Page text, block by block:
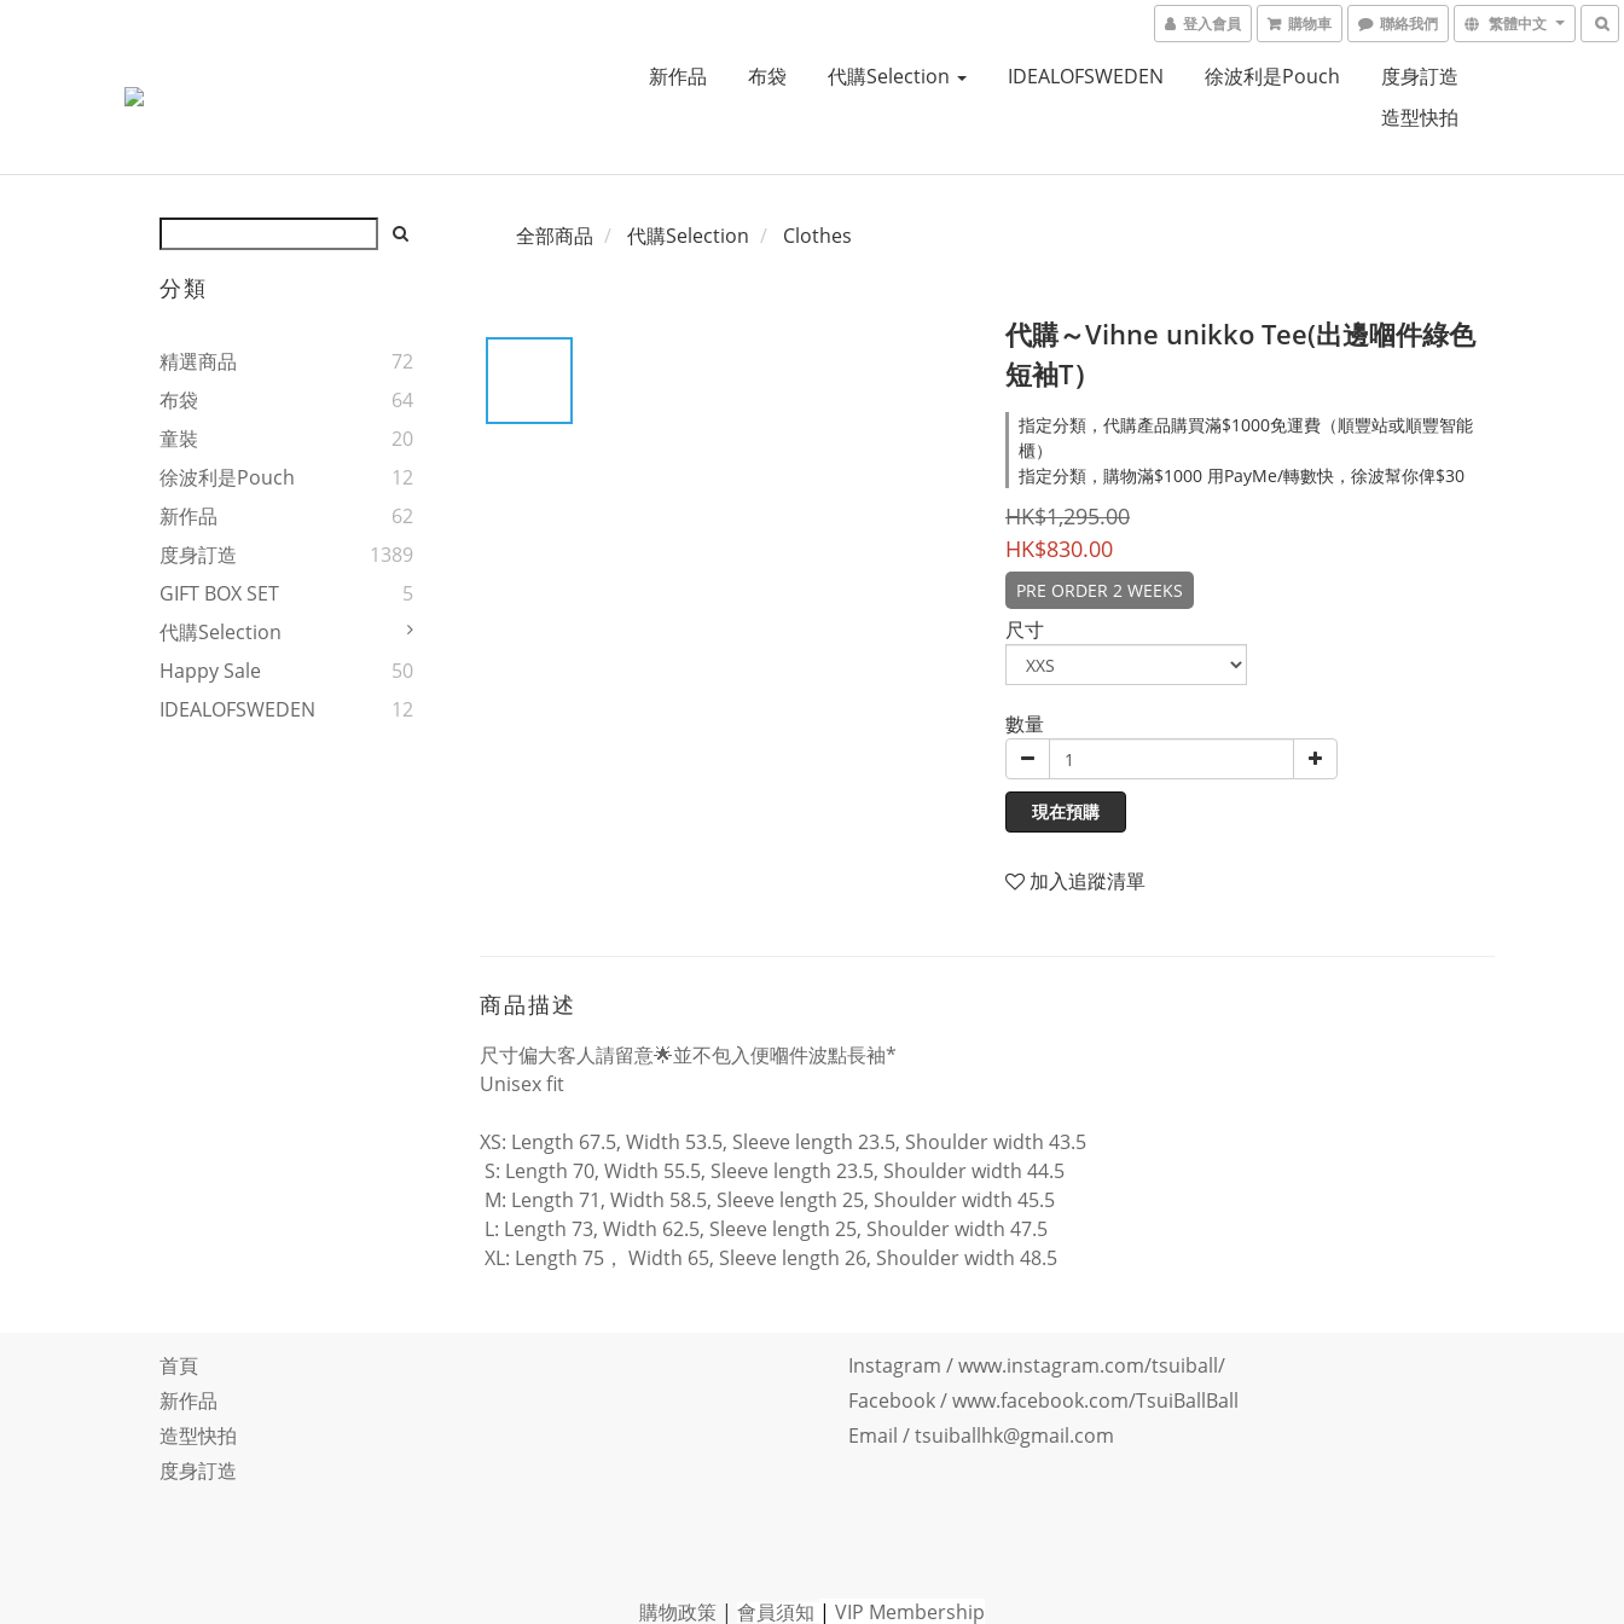
登入會員 購物車 聯絡我們 繁體中文
新作品 布袋 代購Selection IDEALOFSWEDEN 徐波利是Pouch
度身訂造
造型快拍
分類
精選商品
72
布袋
64
童裝
20
徐波利是Pouch
12
新作品
62
度身訂造
1389
GIFT BOX SET
5
代購Selection
Happy Sale
50
IDEALOFSWEDEN
12
全部商品 代購Selection Clothes
代購～Vihne unikko Tee(出邊嗰件綠色
短袖T）
指定分類，代購產品購買滿$1000免運費（順豐站或順豐智能
櫃）
指定分類，購物滿$1000 用PayMe/轉數快，徐波幫你俾$30
HK$1,295.00
HK$830.00
PRE ORDER 2 WEEKS
尺寸
數量
現在預購
加入追蹤清單
商品描述
尺寸偏大客人請留意🌟並不包入便嗰件波點長袖*
Unisex fit
XS: Length 67.5, Width 53.5, Sleeve length 23.5, Shoulder width 43.5
S: Length 70, Width 55.5, Sleeve length 23.5, Shoulder width 44.5
M: Length 71, Width 58.5, Sleeve length 25, Shoulder width 45.5
L: Length 73, Width 62.5, Sleeve length 25, Shoulder width 47.5
XL: Length 75， Width 65, Sleeve length 26, Shoulder width 48.5
首頁
新作品
造型快拍
度身訂造
Instagram /www.instagram.com/tsuiball/
Facebook/www.facebook.com/TsuiBallBall
Email / tsuiballhk@gmail.com
購物政策 | 會員須知 | VIP Membership